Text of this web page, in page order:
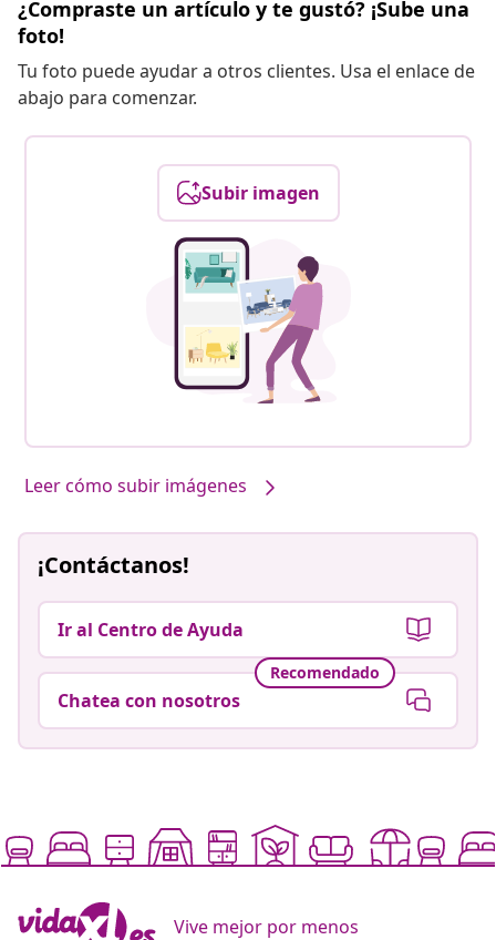
¿Compraste un artículo y te gustó? ¡Sube una
foto!
Tu foto puede ayudar a otros clientes. Usa el enlace de
abajo para comenzar.
Subir imagen
Leer cómo subir imágenes
¡Contáctanos!
Ir al Centro de Ayuda
Recomendado
Chatea con nosotros
Vive mejor por menos